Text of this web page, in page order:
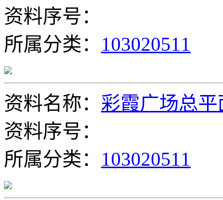
资料序号：
所属分类： 103020511
资料名称： 彩霞广场总平
资料序号：
所属分类： 103020511